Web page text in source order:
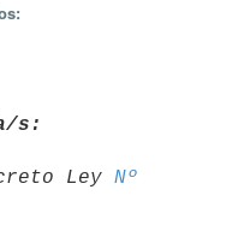
s:
Ley Nº